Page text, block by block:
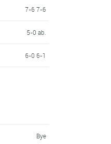
7-6 7-6
5-0 ab.
6-0 6-1
Bye